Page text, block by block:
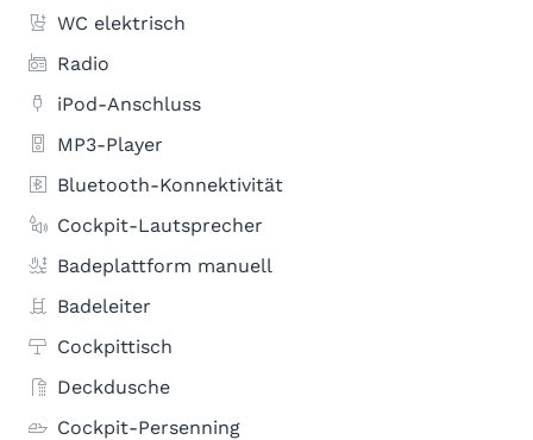
WC elektrisch
Radio
iPod-Anschluss
MP3-Player
Bluetooth-Konnektivität
Cockpit-Lautsprecher
Badeplattform manuell
Badeleiter
Cockpittisch
Deckdusche
Cockpit-Persenning